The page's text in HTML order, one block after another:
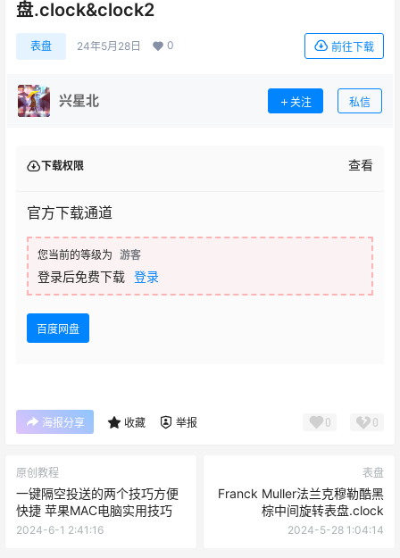
盘.clock&clock2
表盘 24年5月28日 0 前往下载
兴星北 关注 私信
下载权限 查看
官方下载通道
您当前的等级为 游客
登录后免费下载 登录
百度网盘
海报分享 收藏 举报 0 0
原创教程
一键隔空投送的两个技巧方便
快捷 苹果MAC电脑实用技巧
2024-6-1 2:41:16
表盘
Franck Muller法兰克穆勒酷黑
棕中间旋转表盘.clock
2024-5-28 1:04:14